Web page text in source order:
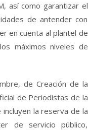
así como garantizar el
de antender con
en cuenta al plantel de
máximos niveles de
de Creación de la
de Periodistas de la
incluyen la reserva de la
de servicio público,